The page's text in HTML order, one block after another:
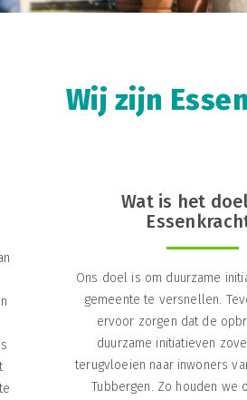
Wij zijn
Wat is het
Ons doel is om duurzame
gemeente te versnellen.
ervoor zorgen dat de
duurzame initiatieven
terugvloeien naar inwoners
Tubbergen. Zo houden we